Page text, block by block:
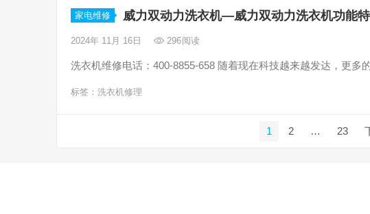
家电维修 威力双动力洗衣机—威力双动力洗衣机功能
2024年 11月 16日 296阅读
洗衣机维修电话：400-8855-658 随着现在科技越来越发达，更
标签： 洗衣机修理
1 2 … 23